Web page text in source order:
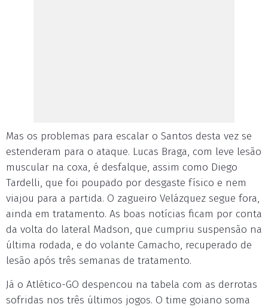
Mas os problemas para escalar o Santos desta vez se
estenderam para o ataque. Lucas Braga, com leve lesão
muscular na coxa, é desfalque, assim como Diego
Tardelli, que foi poupado por desgaste físico e nem
viajou para a partida. O zagueiro Velázquez segue fora,
ainda em tratamento. As boas notícias ficam por conta
da volta do lateral Madson, que cumpriu suspensão na
última rodada, e do volante Camacho, recuperado de
lesão após três semanas de tratamento.
Já o Atlético-GO despencou na tabela com as derrotas
sofridas nos três últimos jogos. O time goiano soma